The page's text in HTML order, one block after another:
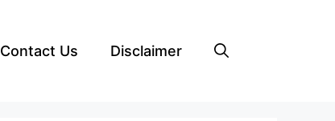
Contact Us Disclaimer